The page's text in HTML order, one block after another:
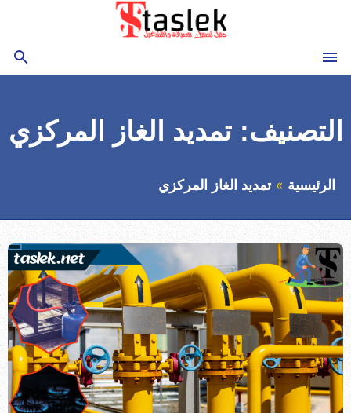
المحتوى
القائمة بحث
التصنيف: تمديد الغاز المركزي
الرئيسية تمديد الغاز المركزي